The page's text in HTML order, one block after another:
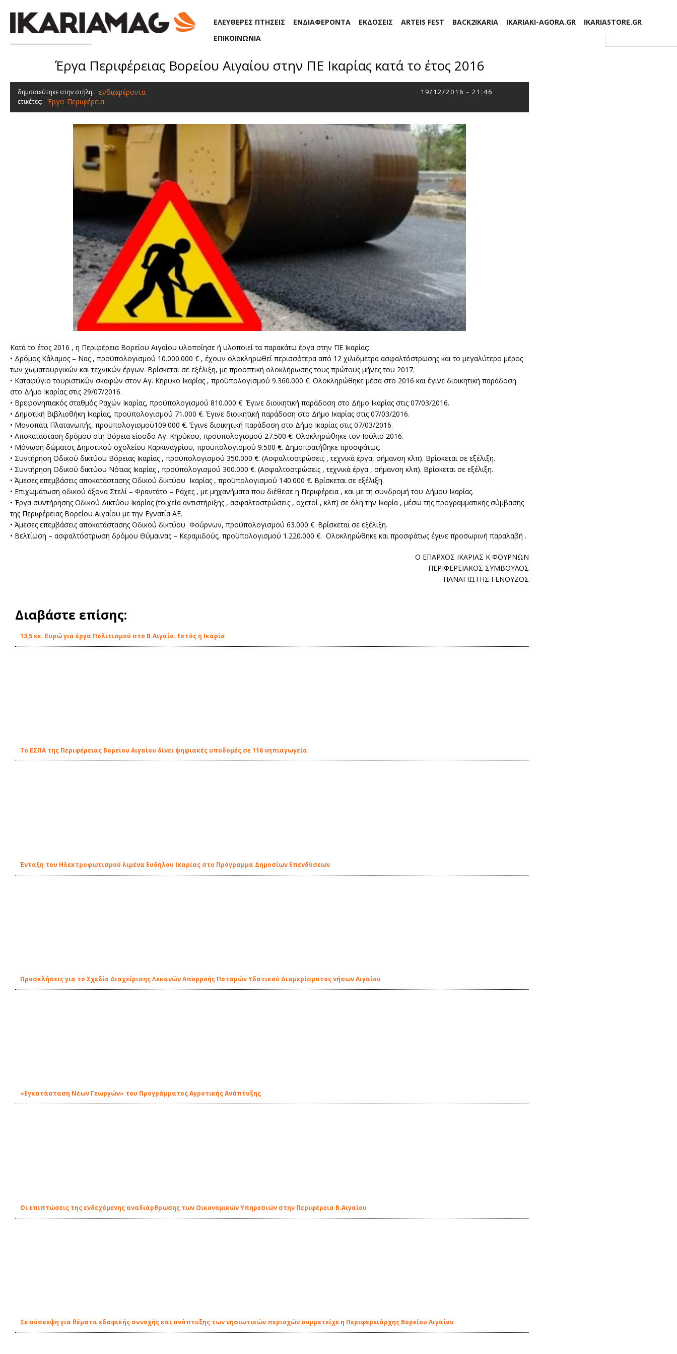
ΕΛΕΥΘΕΡΕΣ ΠΤΗΣΕΙΣ ΕΝΔΙΑΦΕΡΟΝΤΑ ΕΚΔΟΣΕΙΣ ARTEIS FEST BACK2IKARIA IKARIAKI-AGORA.GR
IKARIASTORE.GR
ΕΠΙΚΟΙΝΩΝΙΑ
Έργα Περιφέρειας Βορείου Αιγαίου στην ΠΕ Ικαρίας κατά το έτος 2016
δημοσιεύτηκε στην στήλη: ενδιαφέροντα 19/12/2016 - 21:46
ετικέτες: Έργα, Περιφέρεια
Κατά το έτος 2016 , η Περιφέρεια Βορείου Αιγαίου υλοποίησε ή υλοποιεί τα παρακάτω έργα στην ΠΕ Ικαρίας:
• Δρόμος Κάλαμος – Νας , προϋπολογισμού 10.000.000 € , έχουν ολοκληρωθεί περισσότερα από 12 χιλιόμετρα ασφαλτόστρωσης και το μεγαλύτερο μέρος
των χωματουργικών και τεχνικών έργων. Βρίσκεται σε εξέλιξη, με προοπτική ολοκλήρωσης τους πρώτους μήνες του 2017.
• Καταφύγιο τουριστικών σκαφών στον Αγ. Κήρυκο Ικαρίας , προϋπολογισμού 9.360.000 €. Ολοκληρώθηκε μέσα στο 2016 και έγινε διοικητική παράδοση
στο Δήμο Ικαρίας στις 29/07/2016.
• Βρεφονηπιακός σταθμός Ραχών Ικαρίας, προϋπολογισμού 810.000 €. Έγινε διοικητική παράδοση στο Δήμο Ικαρίας στις 07/03/2016.
• Δημοτική Βιβλιοθήκη Ικαρίας, προϋπολογισμού 71.000 €. Έγινε διοικητική παράδοση στο Δήμο Ικαρίας στις 07/03/2016.
• Μονοπάτι Πλατανωπής, προϋπολογισμού109.000 €. Έγινε διοικητική παράδοση στο Δήμο Ικαρίας στις 07/03/2016.
• Αποκατάσταση δρόμου στη Βόρεια είσοδο Αγ. Κηρύκου, προϋπολογισμού 27.500 €. Ολοκληρώθηκε τον Ιούλιο 2016.
• Μόνωση δώματος Δημοτικού σχολείου Καρκιναγρίου, προϋπολογισμού 9.500 €. Δημοπρατήθηκε προσφάτως.
• Συντήρηση Οδικού δικτύου Βόρειας Ικαρίας , προϋπολογισμού 350.000 €. (Ασφαλτοστρώσεις , τεχνικά έργα, σήμανση κλπ). Βρίσκεται σε εξέλιξη.
• Συντήρηση Οδικού δικτύου Νότιας Ικαρίας , προϋπολογισμού 300.000 €. (Ασφαλτοστρώσεις , τεχνικά έργα , σήμανση κλπ). Βρίσκεται σε εξέλιξη.
• Άμεσες επεμβάσεις αποκατάστασης Οδικού δικτύου Ικαρίας , προϋπολογισμού 140.000 €. Βρίσκεται σε εξέλιξη.
• Επιχωμάτωση οδικού άξονα Στελί – Φραντάτο – Ράχες , με μηχανήματα που διέθεσε η Περιφέρεια , και με τη συνδρομή του Δήμου Ικαρίας.
• Έργα συντήρησης Οδικού Δικτύου Ικαρίας (τοιχεία αντιστήριξης , ασφαλτοστρώσεις , οχετοί , κλπ) σε όλη την Ικαρία , μέσω της προγραμματικής σύμβασης
της Περιφέρειας Βορείου Αιγαίου με την Εγνατία ΑΕ.
• Άμεσες επεμβάσεις αποκατάστασης Οδικού δικτύου Φούρνων, προϋπολογισμού 63.000 €. Βρίσκεται σε εξέλιξη.
• Βελτίωση – ασφαλτόστρωση δρόμου Θύμαινας – Κεραμιδούς, προϋπολογισμού 1.220.000 €. Ολοκληρώθηκε και προσφάτως έγινε προσωρινή παραλαβή .
Ο ΕΠΑΡΧΟΣ ΙΚΑΡΙΑΣ Κ ΦΟΥΡΝΩΝ
ΠΕΡΙΦΕΡΕΙΑΚΟΣ ΣΥΜΒΟΥΛΟΣ
ΠΑΝΑΓΙΩΤΗΣ ΓΕΝΟΥΖΟΣ
Διαβάστε επίσης:
13,5 εκ. Ευρώ για έργα Πολιτισμού στο Β.Αιγαίο. Εκτός η Ικαρία
Το ΕΣΠΑ της Περιφέρειας Βορείου Αιγαίου δίνει ψηφιακές υποδομές σε 116 νηπιαγωγεία
Ένταξη του Ηλεκτροφωτισμού λιμένα Ευδήλου Ικαρίας στο Πρόγραμμα Δημοσίων Επενδύσεων
Προσκλήσεις για το Σχεδίο Διαχείρισης Λεκανών Απορροής Ποταμών Υδατικού Διαμερίσματος νήσων Αιγαίου
«Εγκατάσταση Νέων Γεωργών» του Προγράμματος Αγροτικής Ανάπτυξης
Οι επιπτώσεις της ενδεχόμενης αναδιάρθρωσης των Οικονομικών Υπηρεσιών στην Περιφέρεια Β.Αιγαίου
Σε σύσκεψη για θέματα εδαφικής συνοχής και ανάπτυξης των νησιωτικών περιοχών συμμετείχε η Περιφερειάρχης Βορείου Αιγαίου